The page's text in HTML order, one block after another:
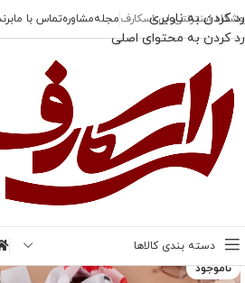
رد کردن به ناوبری
رد کردن به محتوای اصلی
اینترنتی لی اسکارفمجلهمشاورهتماس با ما
دسته بندی کالاها
شال گل شقایق
-19%
ناموجود